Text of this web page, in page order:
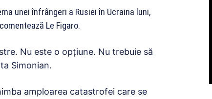
unei înfrângeri a Rusiei în Ucraina luni,
Le Figaro.
Nu este o opţiune. Nu trebuie să
Simonian.
amploarea catastrofei care se